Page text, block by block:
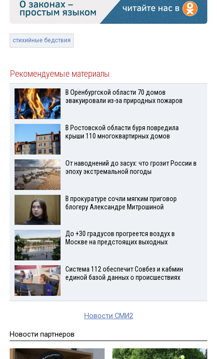
стихийные бедствия
Рекомендуемые материалы
В Оренбургской области 70 домов
эвакуировали из-за природных пожаров
В Ростовской области буря повредила
крыши 110 многоквартирных домов
От наводнений до засух: что грозит России в
эпоху экстремальной погоды
В прокуратуре сочли мягким приговор
блогеру Александре Митрошиной
До +30 градусов прогреется воздух в
Москве на предстоящих выходных
Система 112 обеспечит Совбез и кабмин
единой базой данных о происшествиях
Новости СМИ2
Новости партнеров